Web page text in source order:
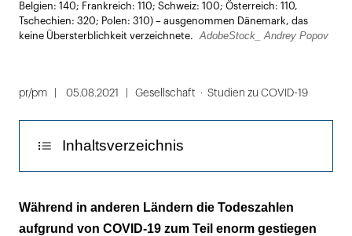
Belgien: 140; Frankreich: 110; Schweiz: 100; Österreich: 110,
Tschechien: 320; Polen: 310) – ausgenommen Dänemark, das
keine Übersterblichkeit verzeichnete.
AdobeStock_ Andrey Popov
pr/pm 05.08.2021 Gesellschaft Studien zu COVID-19
Inhaltsverzeichnis
Peru, Ecuador, Bolivien und Mexiko am
schlimmsten betroffen
Während in anderen Ländern die Todeszahlen
aufgrund von COVID-19 zum Teil enorm gestiegen